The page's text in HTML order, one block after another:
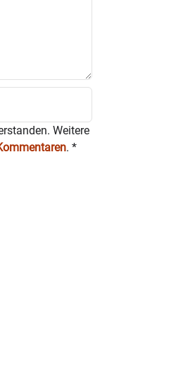
Weitere
. *